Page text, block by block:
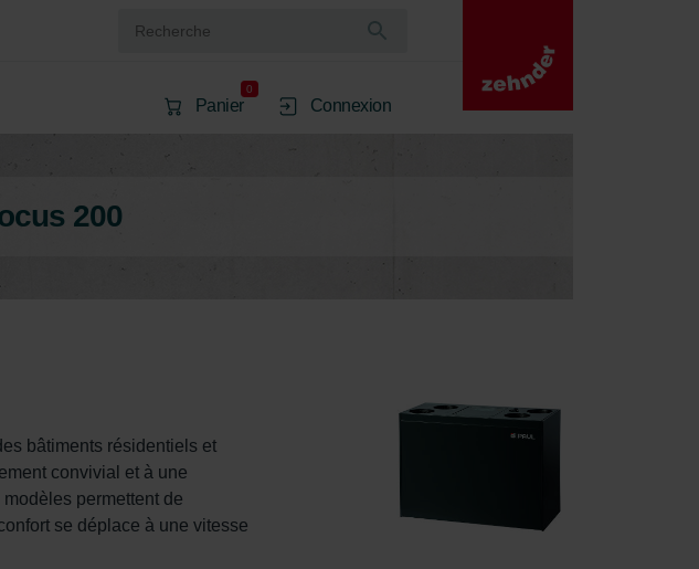
Panier
0
Connexion
200
bâtiments résidentiels et
convivial et à une
permettent de
se déplace à une vitesse